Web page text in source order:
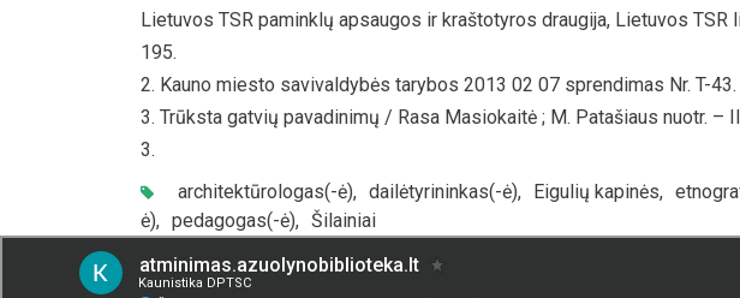
Lietuvos TSR paminklų apsaugos ir kraštotyros draugija, Lietuvos TSR
195.
Kauno miesto savivaldybės tarybos 2013 02 07 sprendimas Nr. T-43.
Trūksta gatvių pavadinimų / Rasa Masiokaitė ; M. Patašiaus nuotr. –
3.
architektūrologas(-ė), dailėtyrininkas(-ė), Eigulių kapinės,
ė), pedagogas(-ė), Šilainiai